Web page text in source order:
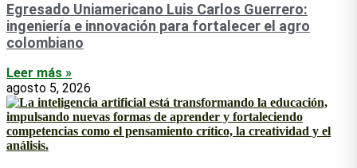
Egresado Uniamericano Luis Carlos Guerrero:
ingeniería e innovación para fortalecer el agro
colombiano
Leer más »
agosto 5, 2026